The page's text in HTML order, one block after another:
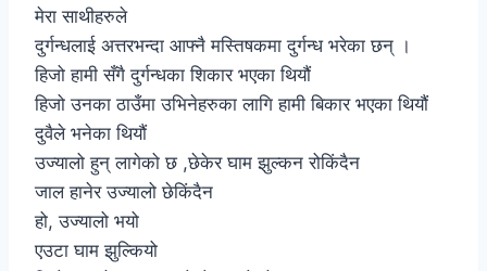
मेरा साथीहरुले
दुर्गन्धलाई अत्तरभन्दा आफ्नै मस्तिषकमा दुर्गन्ध भरेका छन् ।
हिजो हामी सँगै दुर्गन्धका शिकार भएका थियौं
हिजो उनका ठाउँमा उभिनेहरुका लागि हामी बिकार भएका थियौं
दुवैले भनेका थियौं
उज्यालो हुन् लागेको छ ,छेकेर घाम झुल्कन रोकिंदैन
जाल हानेर उज्यालो छेकिंदैन
हो, उज्यालो भयो
एउटा घाम झुल्कियो